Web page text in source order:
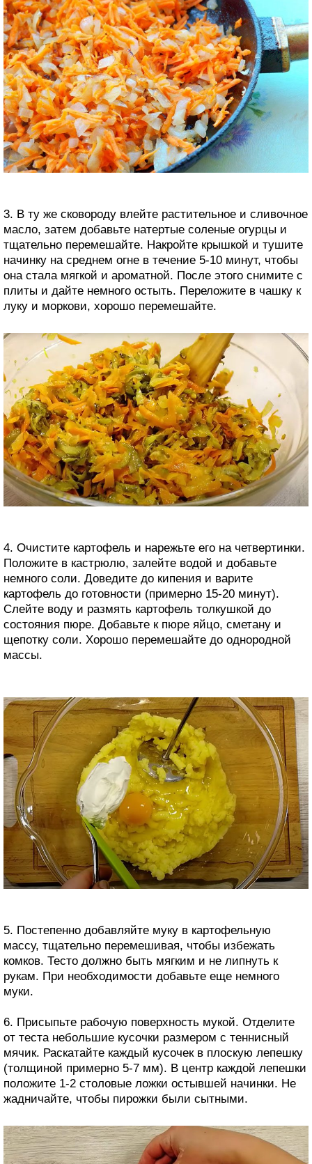
3. В ту же сковороду влейте растительное и сливочное
масло, затем добавьте натертые соленые огурцы и
тщательно перемешайте. Накройте крышкой и тушите
начинку на среднем огне в течение 5-10 минут, чтобы
она стала мягкой и ароматной. После этого снимите с
плиты и дайте немного остыть. Переложите в чашку к
луку и моркови, хорошо перемешайте.
4. Очистите картофель и нарежьте его на четвертинки.
Положите в кастрюлю, залейте водой и добавьте
немного соли. Доведите до кипения и варите
картофель до готовности (примерно 15-20 минут).
Слейте воду и размять картофель толкушкой до
состояния пюре. Добавьте к пюре яйцо, сметану и
щепотку соли. Хорошо перемешайте до однородной
массы.
5. Постепенно добавляйте муку в картофельную
массу, тщательно перемешивая, чтобы избежать
комков. Тесто должно быть мягким и не липнуть к
рукам. При необходимости добавьте еще немного
муки.
6. Присыпьте рабочую поверхность мукой. Отделите
от теста небольшие кусочки размером с теннисный
мячик. Раскатайте каждый кусочек в плоскую лепешку
(толщиной примерно 5-7 мм). В центр каждой лепешки
положите 1-2 столовые ложки остывшей начинки. Не
жадничайте, чтобы пирожки были сытными.